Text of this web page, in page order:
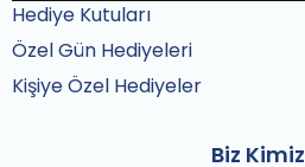
Hediye Kutuları
Özel Gün Hediyeleri
Kişiye Özel Hediyeler
Biz Kimiz